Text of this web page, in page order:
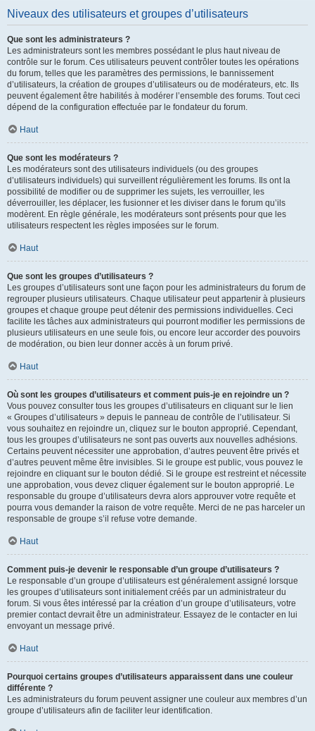
Niveaux des utilisateurs et groupes d’utilisateurs
Que sont les administrateurs ?
Les administrateurs sont les membres possédant le plus haut niveau de
contrôle sur le forum. Ces utilisateurs peuvent contrôler toutes les opérations
du forum, telles que les paramètres des permissions, le bannissement
d’utilisateurs, la création de groupes d’utilisateurs ou de modérateurs, etc. Ils
peuvent également être habilités à modérer l’ensemble des forums. Tout ceci
dépend de la configuration effectuée par le fondateur du forum.
Haut
Que sont les modérateurs ?
Les modérateurs sont des utilisateurs individuels (ou des groupes
d’utilisateurs individuels) qui surveillent régulièrement les forums. Ils ont la
possibilité de modifier ou de supprimer les sujets, les verrouiller, les
déverrouiller, les déplacer, les fusionner et les diviser dans le forum qu’ils
modèrent. En règle générale, les modérateurs sont présents pour que les
utilisateurs respectent les règles imposées sur le forum.
Haut
Que sont les groupes d’utilisateurs ?
Les groupes d’utilisateurs sont une façon pour les administrateurs du forum de
regrouper plusieurs utilisateurs. Chaque utilisateur peut appartenir à plusieurs
groupes et chaque groupe peut détenir des permissions individuelles. Ceci
facilite les tâches aux administrateurs qui pourront modifier les permissions de
plusieurs utilisateurs en une seule fois, ou encore leur accorder des pouvoirs
de modération, ou bien leur donner accès à un forum privé.
Haut
Où sont les groupes d’utilisateurs et comment puis-je en rejoindre un ?
Vous pouvez consulter tous les groupes d’utilisateurs en cliquant sur le lien
« Groupes d’utilisateurs » depuis le panneau de contrôle de l’utilisateur. Si
vous souhaitez en rejoindre un, cliquez sur le bouton approprié. Cependant,
tous les groupes d’utilisateurs ne sont pas ouverts aux nouvelles adhésions.
Certains peuvent nécessiter une approbation, d’autres peuvent être privés et
d’autres peuvent même être invisibles. Si le groupe est public, vous pouvez le
rejoindre en cliquant sur le bouton dédié. Si le groupe est restreint et nécessite
une approbation, vous devez cliquer également sur le bouton approprié. Le
responsable du groupe d’utilisateurs devra alors approuver votre requête et
pourra vous demander la raison de votre requête. Merci de ne pas harceler un
responsable de groupe s’il refuse votre demande.
Haut
Comment puis-je devenir le responsable d’un groupe d’utilisateurs ?
Le responsable d’un groupe d’utilisateurs est généralement assigné lorsque
les groupes d’utilisateurs sont initialement créés par un administrateur du
forum. Si vous êtes intéressé par la création d’un groupe d’utilisateurs, votre
premier contact devrait être un administrateur. Essayez de le contacter en lui
envoyant un message privé.
Haut
Pourquoi certains groupes d’utilisateurs apparaissent dans une couleur
différente ?
Les administrateurs du forum peuvent assigner une couleur aux membres d’un
groupe d’utilisateurs afin de faciliter leur identification.